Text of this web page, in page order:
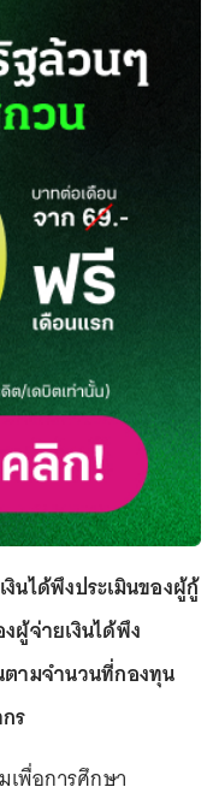
นได้พึงประเมินของผู้กู้
ผู้จ่ายเงินได้พึง
ตามจํานวนที่กองทุน
ร
พื่อการศึกษา